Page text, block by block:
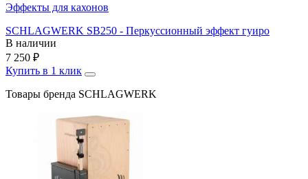
Эффекты для кахонов
SCHLAGWERK SB250 - Перкуссионный эффект гуиро
В наличии
7 250 ₽
Купить в 1 клик
Товары бренда SCHLAGWERK